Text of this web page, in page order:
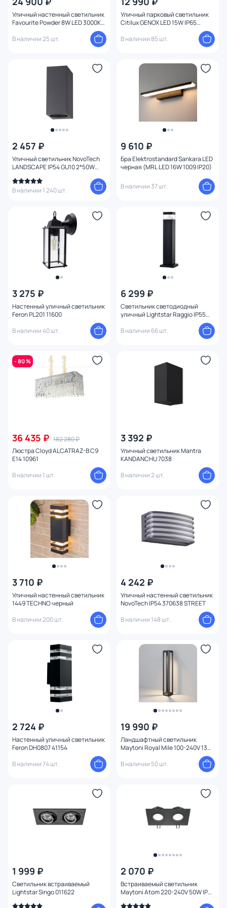
Уличный настенный светильник
Favourite Powder 8W LED 3000K
В наличии 25 шт.
Уличный парковый светильник
Citilux GENOX LED 15W IP65
В наличии 85 шт.
2 457 ₽
Уличный светильник NovoTech
LANDSCAPE IP54 GU10 2*50W
В наличии 1 240 шт.
9 610 ₽
Бра Elektrostandard Sankara LED
черная (MRL LED 16W 1009 IP20)
В наличии 37 шт.
3 275 ₽
Настенный уличный светильник
Feron PL201 11600
В наличии 40 шт.
6 299 ₽
Светильник светодиодный
уличный Lightstar Raggio IP55
LED 4000K 6W 377907 черный
В наличии 66 шт.
- 80 %
36 435 ₽ 182 280 ₽
Люстра Cloyd ALCATRAZ-B C9
E14 10961
В наличии 1 шт.
3 392 ₽
Уличный светильник Mantra
KANDANCHU 7038
В наличии 2 шт.
3 710 ₽
Уличный настенный светильник
1449 TECHNO черный
В наличии 200 шт.
4 242 ₽
Уличный настенный светильник
NovoTech IP54 370638 STREET
В наличии 148 шт.
2 724 ₽
Настенный уличный светильник
Feron DH0807 41154
В наличии 74 шт.
19 990 ₽
Ландшафтный светильник
Maytoni Royal Mile 100-240V 13W
IP65 3000K 0,8 м O019FL-L12GR3K
В наличии 50 шт.
1 999 ₽
Светильник встраиваемый
Lightstar Singo 011622
2 070 ₽
Встраиваемый светильник
Maytoni Atom 220-240V 50W IP20